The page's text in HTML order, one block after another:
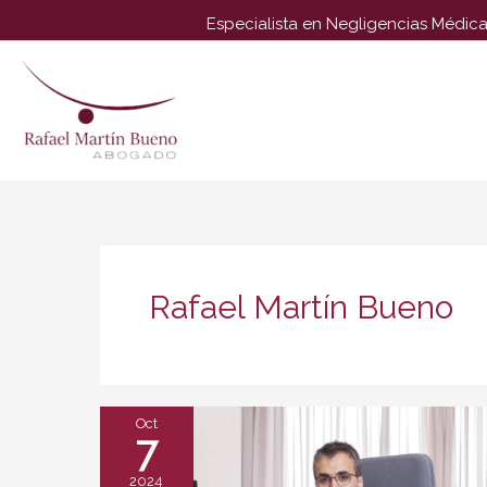
Especialista en Negligencias
Rafael Martín Bueno
Oct
7
2024